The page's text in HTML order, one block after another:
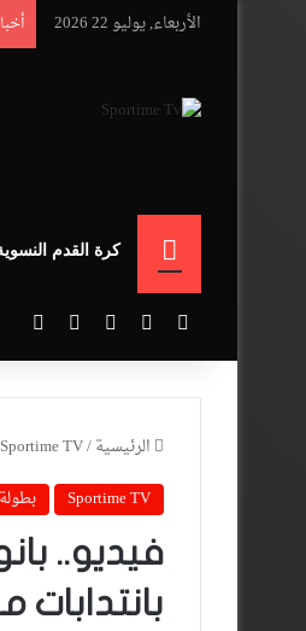
الأربعاء, يوليو 22 2026
الرئيسيةكرة القدم
فيسبوك ‫YouTubeانستقرام
الرئيسية/
Sportime TV
Sportime TV
فيديو..